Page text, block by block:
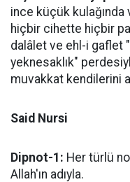
ince küçük
hiçbir cihette hiçbir
dalâlet ve ehl-i gaflet
yeknesaklık"
muvakkat kendilerini
Said Nursi
Dipnot-1: Her türlü
Allah'ın adıyla.